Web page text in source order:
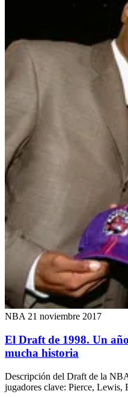
NBA 21 noviembre 2017
El Draft de 1998. Un
mucha historia
Descripción del Draft de la
jugadores clave: Pierce, Lewis,